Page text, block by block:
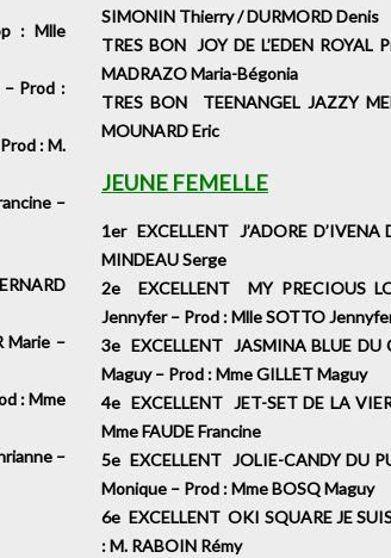
: Mlle
– Prod :
: M.
–
Marie –
: Mme
–
SIMONIN Thierry / DURMORD Denis
TRES BON JOY DE L’EDEN
MADRAZO Maria-Bégonia
TRES BON TEENANGEL JAZZY
MOUNARD Eric
JEUNE FEMELLE
1er EXCELLENT J’ADORE
MINDEAU Serge
2e EXCELLENT MY PRECIOUS
Jennyfer – Prod : Mlle SOTTO
3e EXCELLENT JASMINA BLUE DU
Maguy – Prod : Mme GILLET Maguy
4e EXCELLENT JET-SET DE LA
Mme FAUDE Francine
5e EXCELLENT JOLIE-CANDY DU
Monique – Prod : Mme BOSQ Maguy
6e EXCELLENT OKI SQUARE JE
: M. RABOIN Rémy